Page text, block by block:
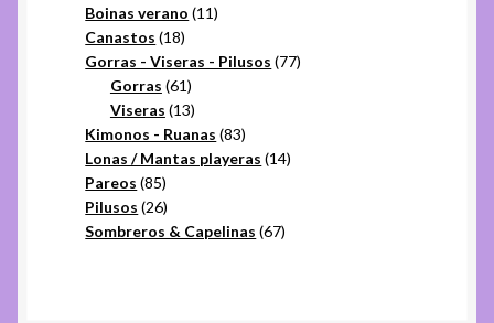
productos
Boinas verano 1111
Canastos 1818
productos
Gorras - Viseras - Pilusos 7777
Gorras 6161
productos
Viseras 1313
productos
Kimonos - Ruanas 8383
productos
Lonas / Mantas playeras 1414
Pareos 8585
productos
Pilusos 2626
productos
Sombreros & Capelinas 6767